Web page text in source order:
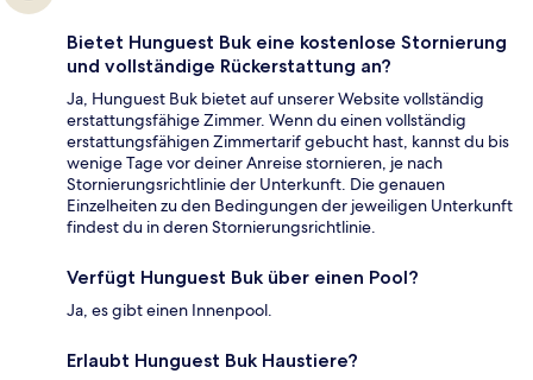
Bietet Hunguest Buk eine kostenlose Stornierung
und vollständige Rückerstattung an?
Ja, Hunguest Buk bietet auf unserer Website vollständig
erstattungsfähige Zimmer. Wenn du einen vollständig
erstattungsfähigen Zimmertarif gebucht hast, kannst du bis
wenige Tage vor deiner Anreise stornieren, je nach
Stornierungsrichtlinie der Unterkunft. Die genauen
Einzelheiten zu den Bedingungen der jeweiligen Unterkunft
findest du in deren Stornierungsrichtlinie.
Verfügt Hunguest Buk über einen Pool?
Ja, es gibt einen Innenpool.
Erlaubt Hunguest Buk Haustiere?